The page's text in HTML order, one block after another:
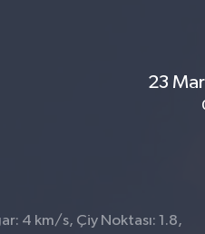
23
4 km/s, Çiy Noktası: 1.8,